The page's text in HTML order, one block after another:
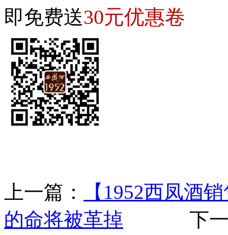
即免费送30元优惠卷
上一篇：
【1952西凤酒
的命将被革掉 下一